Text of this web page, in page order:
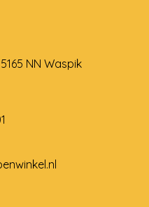
NN Waspik